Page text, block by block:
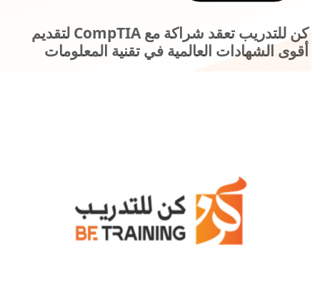
كن للتدريب تعقد شراكة مع CompTIA لتقديم
أقوى الشهادات العالمية في تقنية المعلومات